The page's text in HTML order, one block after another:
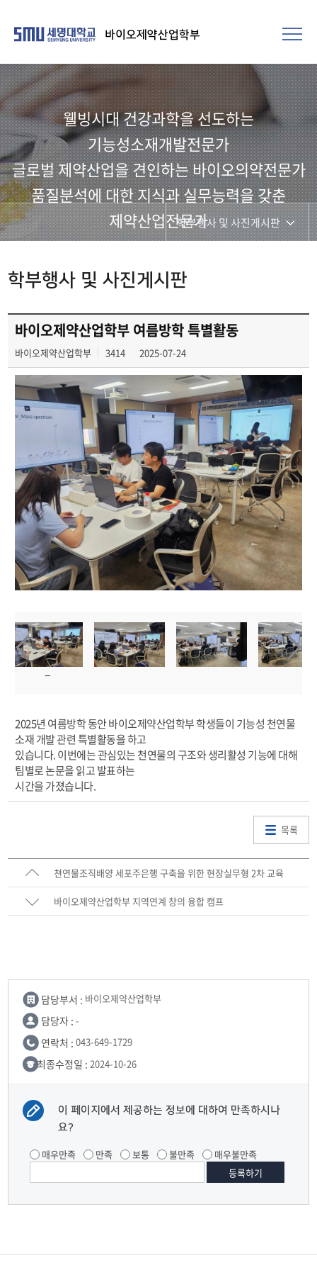
바이오제약산업학부
웰빙시대 건강과학을 선도하는
기능성소재개발전문가​
글로벌 제약산업을 견인하는 바이오의약전문가
품질분석에 대한 지식과 실무능력을 갖춘
제약산업전문가학부행사 및 사진게시판
학생회 소개
학부행사 및 사진게시판
바이오제약산업학부 여름방학 특별활동
바이오제약산업학부 3414 2025-07-24
2025년 여름방학 동안 바이오제약산업학부 학생들이 기능성 천연물
소재 개발 관련 특별활동을 하고
있습니다. 이번에는 관심있는 천연물의 구조와 생리활성 기능에 대해
팀별로 논문을 읽고 발표하는
시간을 가졌습니다.
목록
쳔연물조직배양 세포주은행 구축을 위한 현장실무형 2차 교육
바이오제약산업학부 지역연계 창의 융합 캠프
담당부서 : 바이오제약산업학부
담당자 : -
연락처 : 043-649-1729
최종수정일 : 2024-10-26
이 페이지에서 제공하는 정보에 대하여 만족하시나
요?
매우만족 만족 보통 불만족 매우불만족